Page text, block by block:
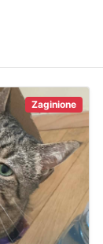
Zaginione